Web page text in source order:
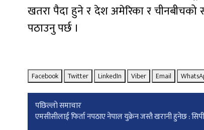
खतरा पैदा हुने र देश अमेरिका र चीनबीचको
पठाउनु पर्छ ।
Facebook Twitter LinkedIn Viber Email
Post
पछिल्लाे समाचार
एमसीसीलाई फिर्ता नपठाए नेपाल युक्रेन जस्तै खरानी हुनेछ :